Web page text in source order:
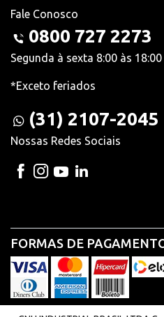
Fale Conosco
0800 727 2273
Segunda à sexta 8:00 às 18:00
*Exceto feriados
(31) 2107-2045
Nossas Redes Sociais
FORMAS DE